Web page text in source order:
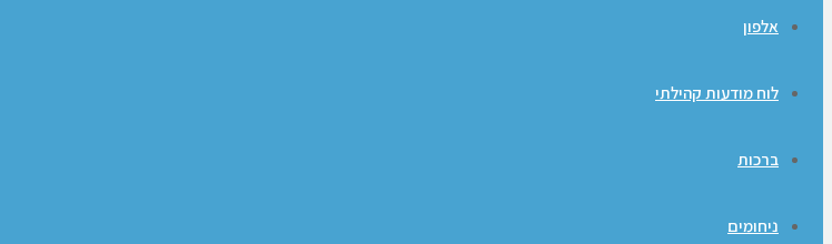
אלפון
לוח מודעות קהילתי
ברכות
ניחומים